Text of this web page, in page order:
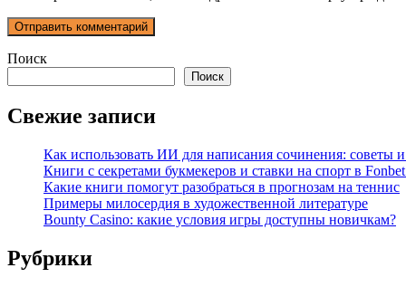
Поиск
Поиск
Свежие записи
Как использовать ИИ для написания сочинения: советы
Книги с секретами букмекеров и ставки на спорт в
Какие книги помогут разобраться в прогнозам на теннис
Примеры милосердия в художественной литературе
Bounty Casino: какие условия игры доступны новичкам?
Рубрики